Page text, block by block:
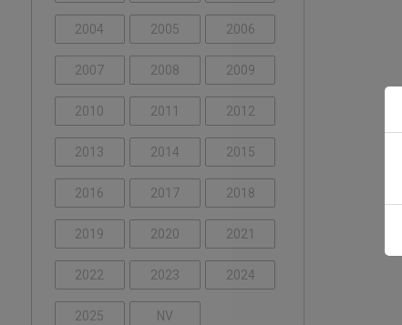
2004 2005 2006
2007 2008 2009
2010 2011 2012
2013 2014 2015
2016 2017 2018
2019 2020 2021
2022 2023 2024
2025 NV